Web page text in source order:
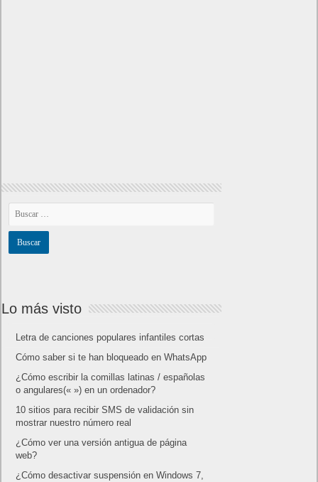
Lo más visto
Letra de canciones populares infantiles cortas
Cómo saber si te han bloqueado en WhatsApp
¿Cómo escribir la comillas latinas / españolas
o angulares(« ») en un ordenador?
10 sitios para recibir SMS de validación sin
mostrar nuestro número real
¿Cómo ver una versión antigua de página
web?
¿Cómo desactivar suspensión en Windows 7,